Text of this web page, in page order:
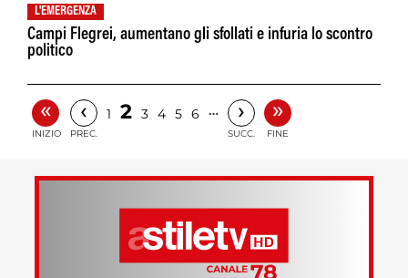
L'EMERGENZA
Campi Flegrei, aumentano gli sfollati e infuria lo scontro
politico
«
INIZIO
‹
PREC.
1 2 3 4 5 6 … ›
SUCC.
»
FINE